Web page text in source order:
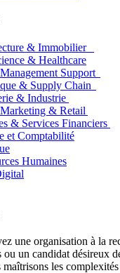
& Immobilier
& Healthcare
Support
& Supply Chain
& Industrie
& Retail
& Services Financiers
et Comptabilité
Humaines
une organisation à la
ou un candidat désireux
maîtrisons les